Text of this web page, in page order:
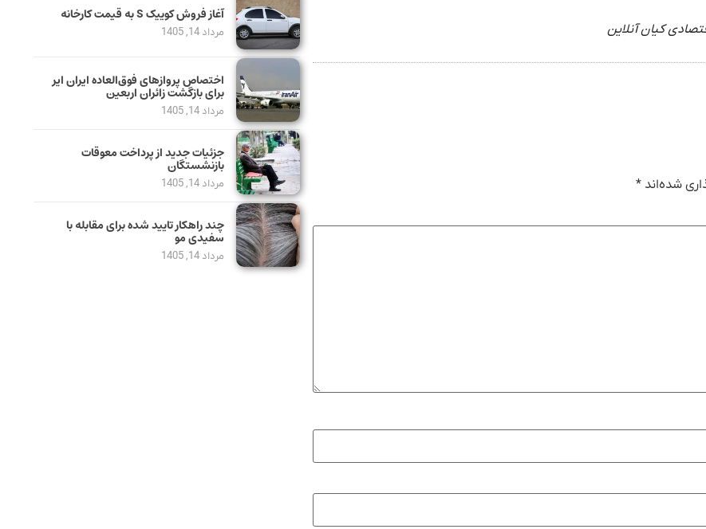
کیان آنلاین
شده‌اند *
آغاز فروش کوییک S به قیمت کارخانه
مرداد 14, 1405
اختصاص پروازهای فوق‌العاده ایران ایر
برای بازگشت زائران اربعین
مرداد 14, 1405
جزئیات جدید از پرداخت معوقات
بازنشستگان
مرداد 14, 1405
چند راهکار تایید شده برای مقابله با
سفیدی مو
مرداد 14, 1405